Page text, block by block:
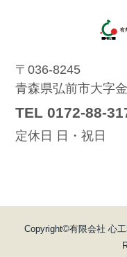
〒036-8245
青森県弘前市大字
TEL 0172-88-
定休日 日・祝日
Copyright©有限会社 心